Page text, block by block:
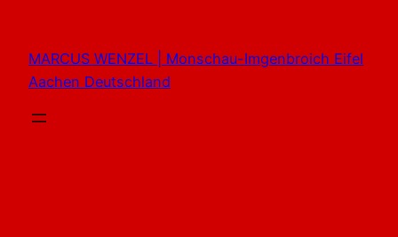
springen
MARCUS WENZEL | Monschau-Imgenbroich Eifel
Aachen Deutschland